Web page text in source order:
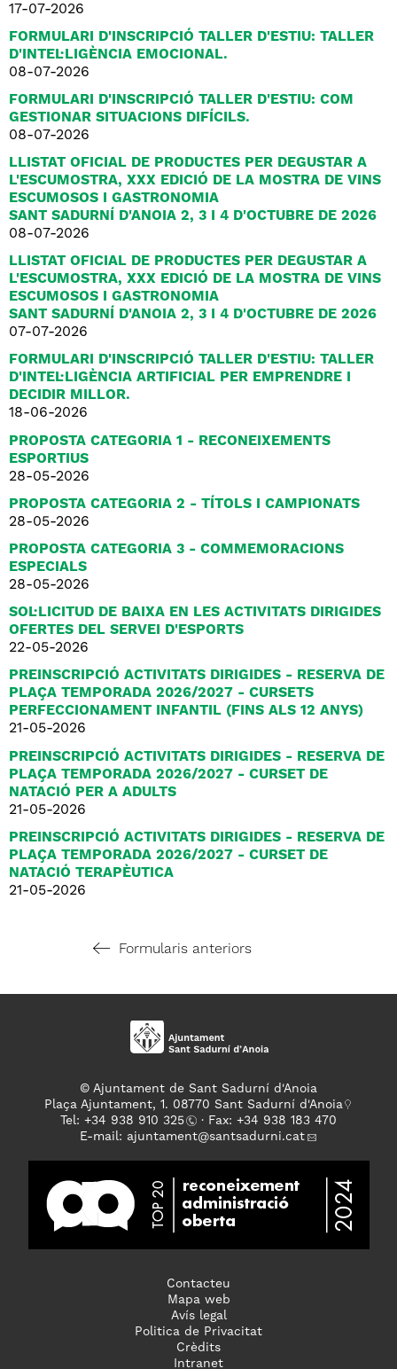
17-07-2026
FORMULARI D'INSCRIPCIÓ TALLER D'ESTIU: TALLER
D'INTEL·LIGÈNCIA EMOCIONAL.
08-07-2026
FORMULARI D'INSCRIPCIÓ TALLER D'ESTIU: COM
GESTIONAR SITUACIONS DIFÍCILS.
08-07-2026
LLISTAT OFICIAL DE PRODUCTES PER DEGUSTAR A
L'ESCUMOSTRA, XXX EDICIÓ DE LA MOSTRA DE VINS
ESCUMOSOS I GASTRONOMIA
SANT SADURNÍ D'ANOIA 2, 3 I 4 D'OCTUBRE DE 2026
08-07-2026
LLISTAT OFICIAL DE PRODUCTES PER DEGUSTAR A
L'ESCUMOSTRA, XXX EDICIÓ DE LA MOSTRA DE VINS
ESCUMOSOS I GASTRONOMIA
SANT SADURNÍ D'ANOIA 2, 3 I 4 D'OCTUBRE DE 2026
07-07-2026
FORMULARI D'INSCRIPCIÓ TALLER D'ESTIU: TALLER
D'INTEL·LIGÈNCIA ARTIFICIAL PER EMPRENDRE I
DECIDIR MILLOR.
18-06-2026
PROPOSTA CATEGORIA 1 - RECONEIXEMENTS
ESPORTIUS
28-05-2026
PROPOSTA CATEGORIA 2 - TÍTOLS I CAMPIONATS
28-05-2026
PROPOSTA CATEGORIA 3 - COMMEMORACIONS
ESPECIALS
28-05-2026
SOL·LICITUD DE BAIXA EN LES ACTIVITATS DIRIGIDES
OFERTES DEL SERVEI D'ESPORTS
22-05-2026
PREINSCRIPCIÓ ACTIVITATS DIRIGIDES - RESERVA DE
PLAÇA TEMPORADA 2026/2027 - CURSETS
PERFECCIONAMENT INFANTIL (FINS ALS 12 ANYS)
21-05-2026
PREINSCRIPCIÓ ACTIVITATS DIRIGIDES - RESERVA DE
PLAÇA TEMPORADA 2026/2027 - CURSET DE
NATACIÓ PER A ADULTS
21-05-2026
PREINSCRIPCIÓ ACTIVITATS DIRIGIDES - RESERVA DE
PLAÇA TEMPORADA 2026/2027 - CURSET DE
NATACIÓ TERAPÈUTICA
21-05-2026
Formularis anteriors
© Ajuntament de Sant Sadurní d'Anoia
Plaça Ajuntament, 1. 08770 Sant Sadurní d'Anoia
Tel: +34 938 910 325
· Fax: +34 938 183 470
E-mail: ajuntament@santsadurni.cat
Contacteu
Mapa web
Avís legal
Politica de Privacitat
Crèdits
Intranet